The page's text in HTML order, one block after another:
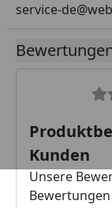
service-
Kunden
Unsere